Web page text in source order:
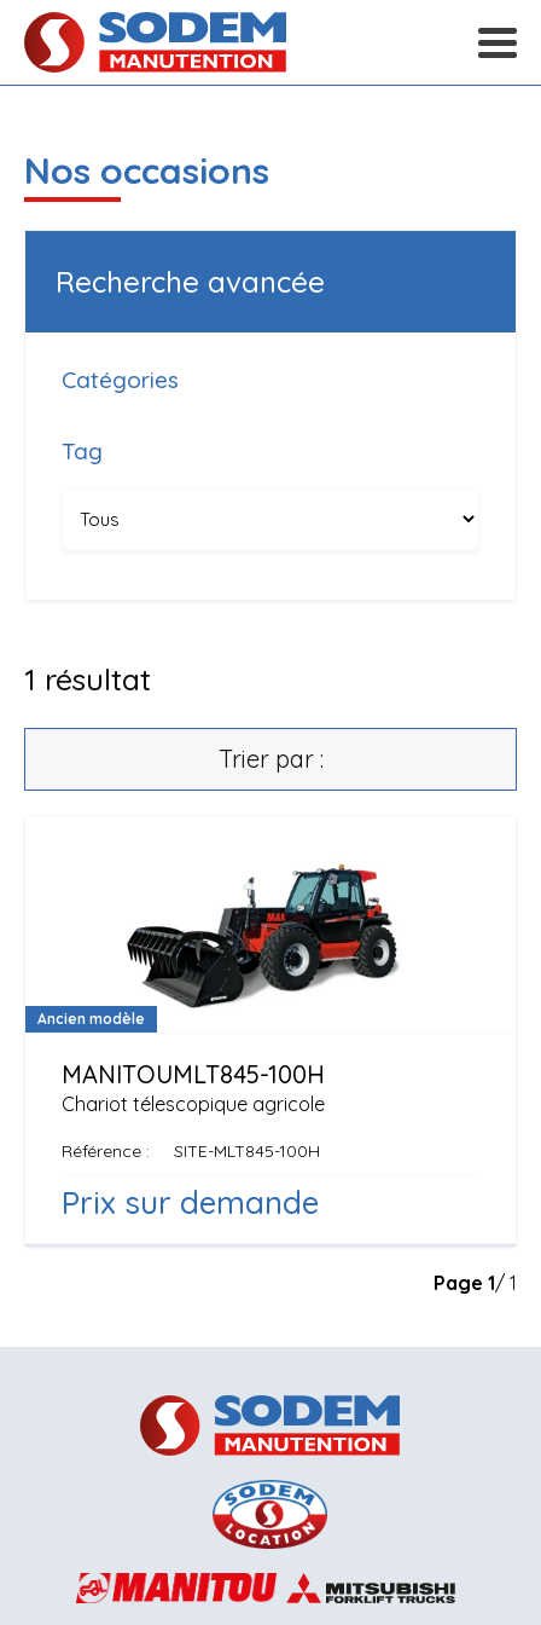
Nos occasions
Recherche avancée
Catégories
Tag
1 résultat
Trier par :
Ancien modèle
Chariot télescopique agricole
MANITOUMLT845-100H
Référence SITE-MLT845-100H
Prix sur demande
Page 1/ 1